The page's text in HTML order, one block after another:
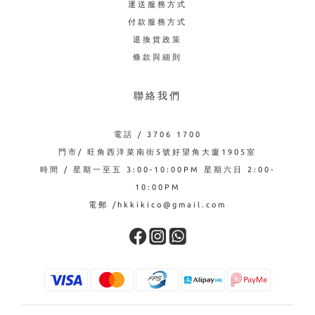
運送服務方式
付款服務方式
退換貨政策
條款與細則
聯絡我們
電話 / 3706 1700
門市/ 旺角西洋菜南街5號好望角大廈1905室
時間 / 星期一至五 3:00-10:00PM 星期六日 2:00-
10:00PM
電郵 /hkkikico@gmail.com